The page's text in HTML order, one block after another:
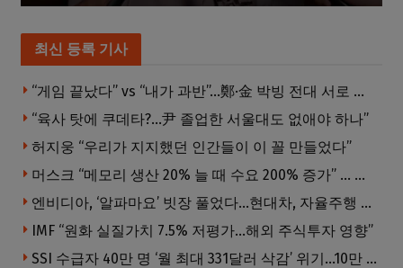
최신 등록 기사
“게임 끝났다” vs “내가 과반”…鄭·金 박빙 전대 서로 우위 주장
“육사 탓에 쿠데타?…尹 졸업한 서울대도 없애야 하나”
허지웅 “우리가 지지했던 인간들이 이 꼴 만들었다”
머스크 “메모리 생산 20% 늘 때 수요 200% 증가” … 반도체 매출 1조달러 눈 앞
엔비디아, ‘알파마요’ 빗장 풀었다…현대차, 자율주행 속도내나
IMF “원화 실질가치 7.5% 저평가…해외 주식투자 영향”
SSI 수급자 40만 명 ‘월 최대 331달러 삭감’ 위기…10만 명은 수급자격 상실